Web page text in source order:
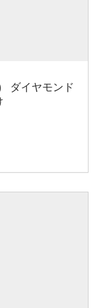
ダイヤモンド